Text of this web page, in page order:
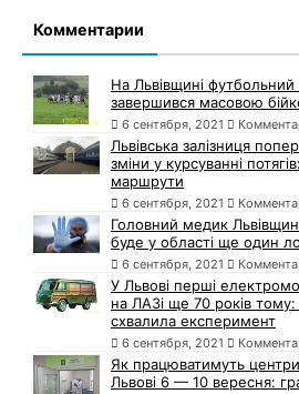
Комментарии
На Львівщині футбольний
завершився масовою
6 сентября, 2021
Львівська залізниця
зміни у курсуванні
маршрути
6 сентября, 2021
Головний медик
буде у області ще один
6 сентября, 2021
У Львові перші
на ЛАЗі ще 70 років
схвалила експеримент
6 сентября, 2021
Як працюватимуть центри
Львові 6 — 10 вересня: